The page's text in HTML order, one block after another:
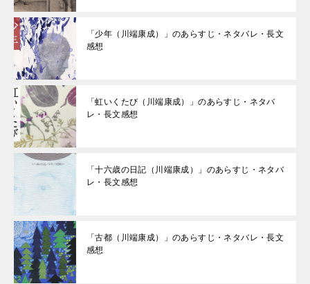
「少年（川端康成）」のあらすじ・ネタバレ・長文
感想
「虹いくたび（川端康成）」のあらすじ・ネタバ
レ・長文感想
「十六歳の日記（川端康成）」のあらすじ・ネタバ
レ・長文感想
「古都（川端康成）」のあらすじ・ネタバレ・長文
感想